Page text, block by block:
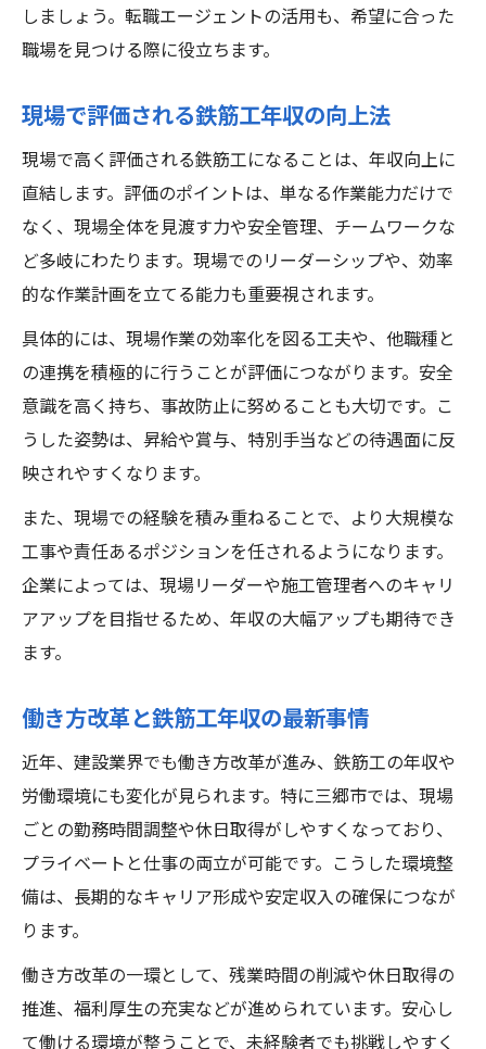
しましょう。転職エージェントの活用も、希望に合った
職場を見つける際に役立ちます。
現場で評価される鉄筋工年収の向上法
現場で高く評価される鉄筋工になることは、年収向上に
直結します。評価のポイントは、単なる作業能力だけで
なく、現場全体を見渡す力や安全管理、チームワークな
ど多岐にわたります。現場でのリーダーシップや、効率
的な作業計画を立てる能力も重要視されます。
具体的には、現場作業の効率化を図る工夫や、他職種と
の連携を積極的に行うことが評価につながります。安全
意識を高く持ち、事故防止に努めることも大切です。こ
うした姿勢は、昇給や賞与、特別手当などの待遇面に反
映されやすくなります。
また、現場での経験を積み重ねることで、より大規模な
工事や責任あるポジションを任されるようになります。
企業によっては、現場リーダーや施工管理者へのキャリ
アアップを目指せるため、年収の大幅アップも期待でき
ます。
働き方改革と鉄筋工年収の最新事情
近年、建設業界でも働き方改革が進み、鉄筋工の年収や
労働環境にも変化が見られます。特に三郷市では、現場
ごとの勤務時間調整や休日取得がしやすくなっており、
プライベートと仕事の両立が可能です。こうした環境整
備は、長期的なキャリア形成や安定収入の確保につなが
ります。
働き方改革の一環として、残業時間の削減や休日取得の
推進、福利厚生の充実などが進められています。安心し